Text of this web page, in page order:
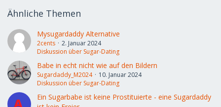
Ähnliche Themen
Mysugardaddy Alternative
2cents
2. Januar 2024
Diskussion über Sugar-Dating
Babe in echt nicht wie auf den Bildern
Sugardaddy_M2024
10. Januar 2024
Diskussion über Sugar-Dating
Ein Sugarbabe ist keine Prostituierte - eine Sugardaddy